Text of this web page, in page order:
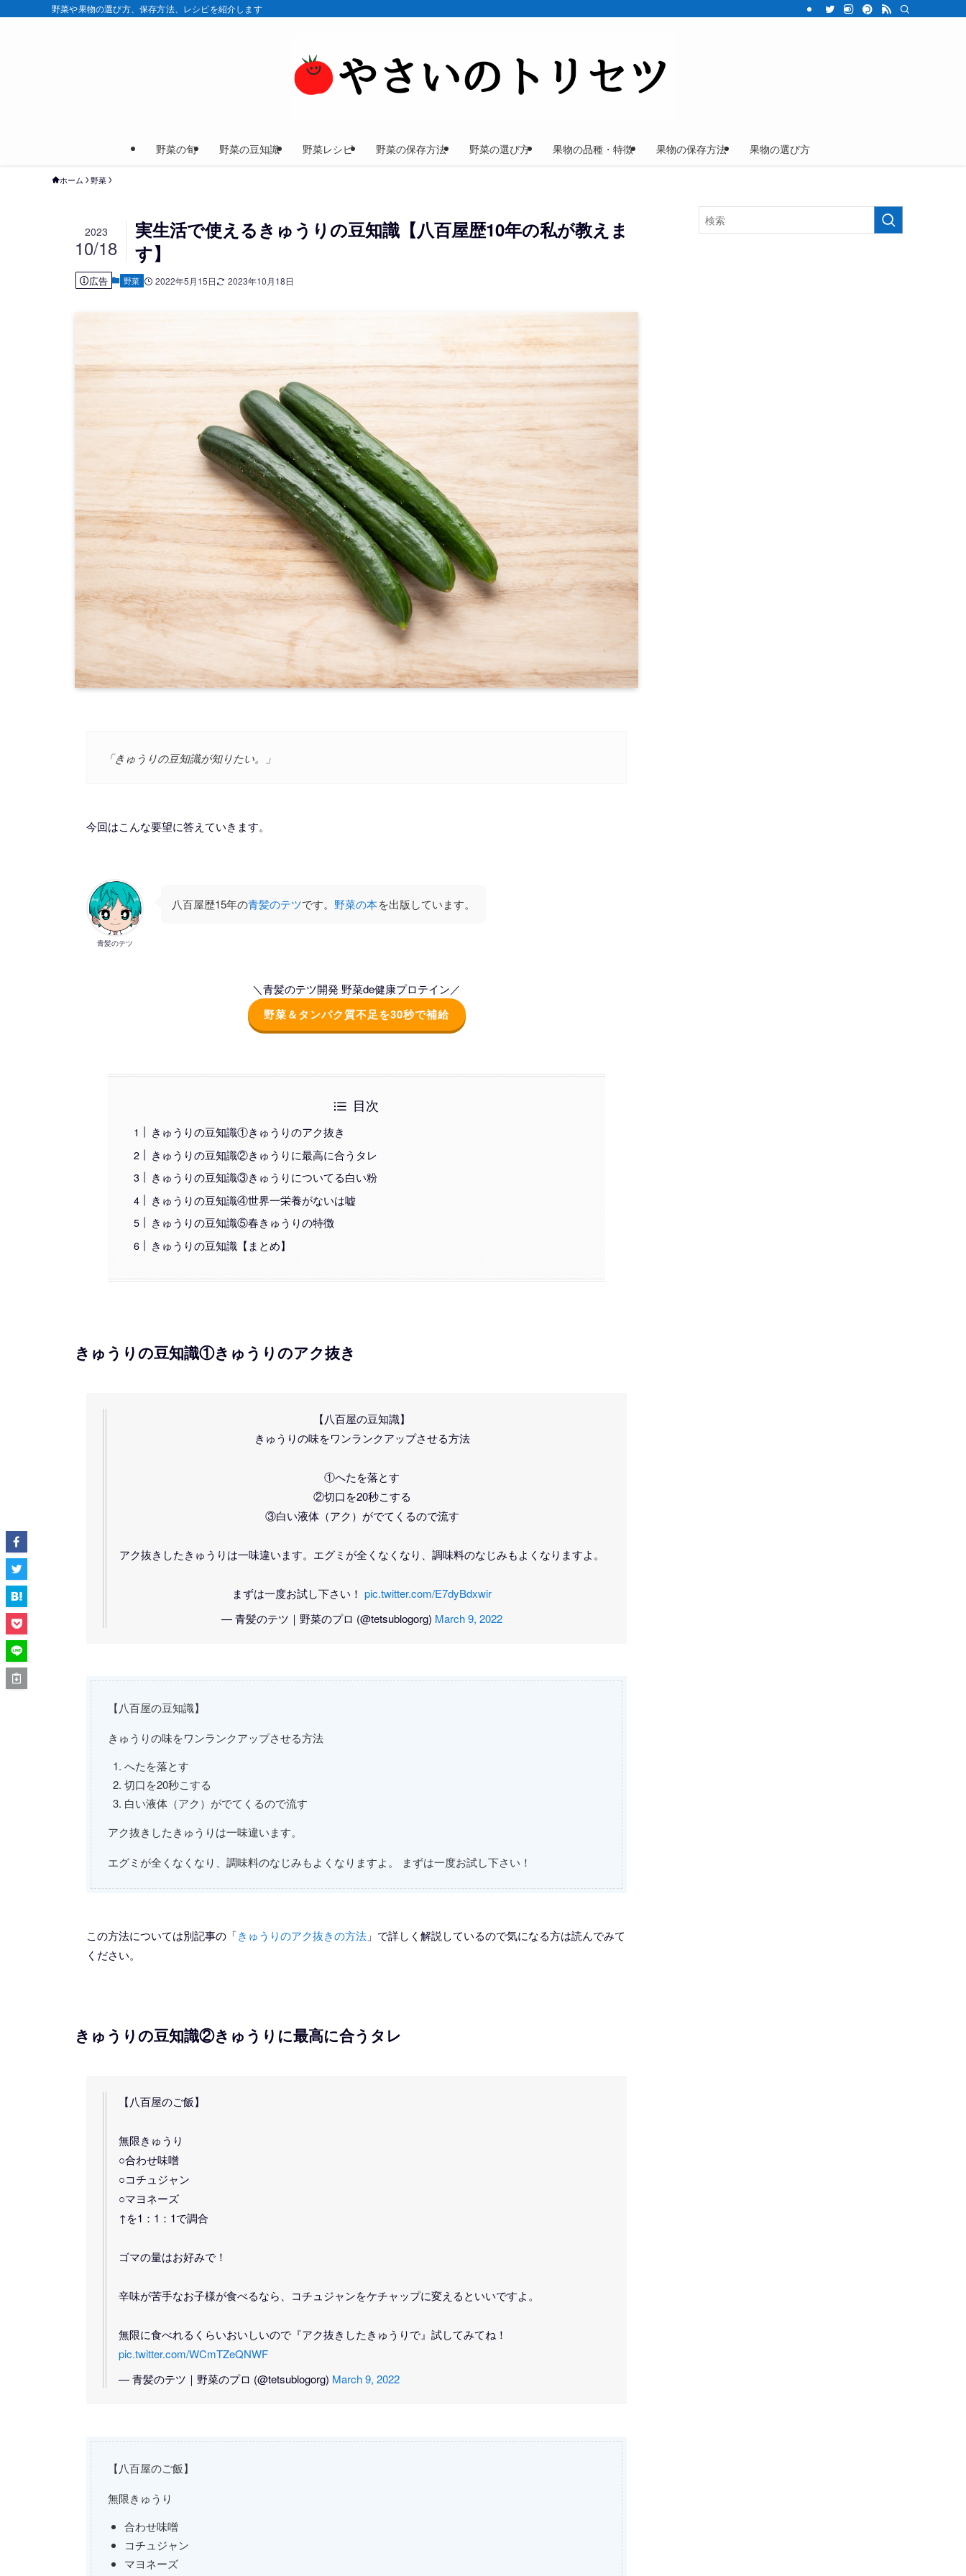
野菜や果物の選び方、保存方法、レシピを紹介します
野菜の旬 野菜の豆知識 野菜レシピ 野菜の保存方法 野菜の選び方 果物の品種・特徴 果物の保存方法 果物の選び方
ホーム 野菜
実生活で使えるきゅうりの豆知識【八百屋歴10年の私が教えま
す】
2023
10/18
広告 野菜 2022年5月15日 2023年10月18日
「きゅうりの豆知識が知りたい。」
今回はこんな要望に答えていきます。
青髪のテツ
八百屋歴15年の青髪のテツです。 野菜の本を出版しています。
＼青髪のテツ開発 野菜de健康プロテイン／
野菜＆タンパク質不足を30秒で補給
目次
きゅうりの豆知識①きゅうりのアク抜き
きゅうりの豆知識②きゅうりに最高に合うタレ
きゅうりの豆知識③きゅうりについてる白い粉
きゅうりの豆知識④世界一栄養がないは嘘
きゅうりの豆知識⑤春きゅうりの特徴
きゅうりの豆知識【まとめ】
きゅうりの豆知識①きゅうりのアク抜き
【八百屋の豆知識】
きゅうりの味をワンランクアップさせる方法
①へたを落とす
②切口を20秒こする
③白い液体（アク）がでてくるので流す
アク抜きしたきゅうりは一味違います。エグミが全くなくなり、調味料のなじみもよくなりますよ。
まずは一度お試し下さい！ pic.twitter.com/E7dyBdxwir
— 青髪のテツ｜野菜のプロ (@tetsublogorg) March 9, 2022
【八百屋の豆知識】
きゅうりの味をワンランクアップさせる方法
へたを落とす
切口を20秒こする
白い液体（アク）がでてくるので流す
アク抜きしたきゅうりは一味違います。
エグミが全くなくなり、調味料のなじみもよくなりますよ。 まずは一度お試し下さい！
この方法については別記事の「きゅうりのアク抜きの方法 」で詳しく解説しているので気になる方は読んでみて
ください。
きゅうりの豆知識②きゅうりに最高に合うタレ
【八百屋のご飯】
無限きゅうり
○合わせ味噌
○コチュジャン
○マヨネーズ
↑を1：1：1で調合
ゴマの量はお好みで！
辛味が苦手なお子様が食べるなら、コチュジャンをケチャップに変えるといいですよ。
無限に食べれるくらいおいしいので『アク抜きしたきゅうりで』試してみてね！
pic.twitter.com/WCmTZeQNWF
— 青髪のテツ｜野菜のプロ (@tetsublogorg) March 9, 2022
【八百屋のご飯】
無限きゅうり
合わせ味噌
コチュジャン
マヨネーズ